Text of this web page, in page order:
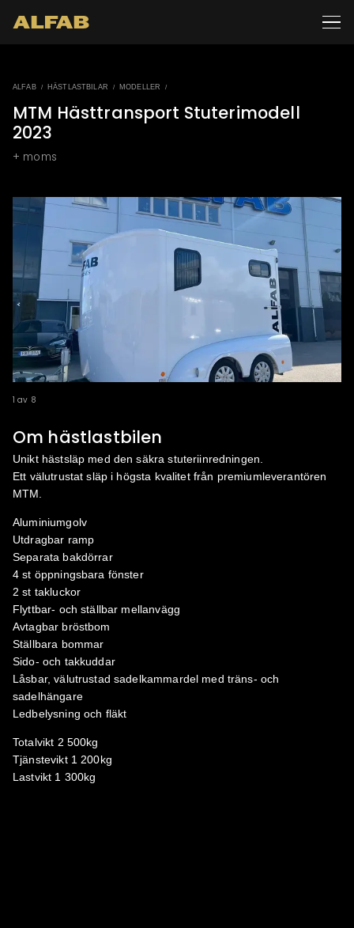
ALFAB / HÄSTLASTBILAR / MODELLER /
MTM Hästtransport Stuterimodell
2023
+ moms
1 av 8
Om hästlastbilen
Unikt hästsläp med den säkra stuteriinredningen.
Ett välutrustat släp i högsta kvalitet från premiumleverantören
MTM.
Aluminiumgolv
Utdragbar ramp
Separata bakdörrar
4 st öppningsbara fönster
2 st takluckor
Flyttbar- och ställbar mellanvägg
Avtagbar bröstbom
Ställbara bommar
Sido- och takkuddar
Låsbar, välutrustad sadelkammardel med träns- och
sadelhängare
Ledbelysning och fläkt
Totalvikt 2 500kg
Tjänstevikt 1 200kg
Lastvikt 1 300kg